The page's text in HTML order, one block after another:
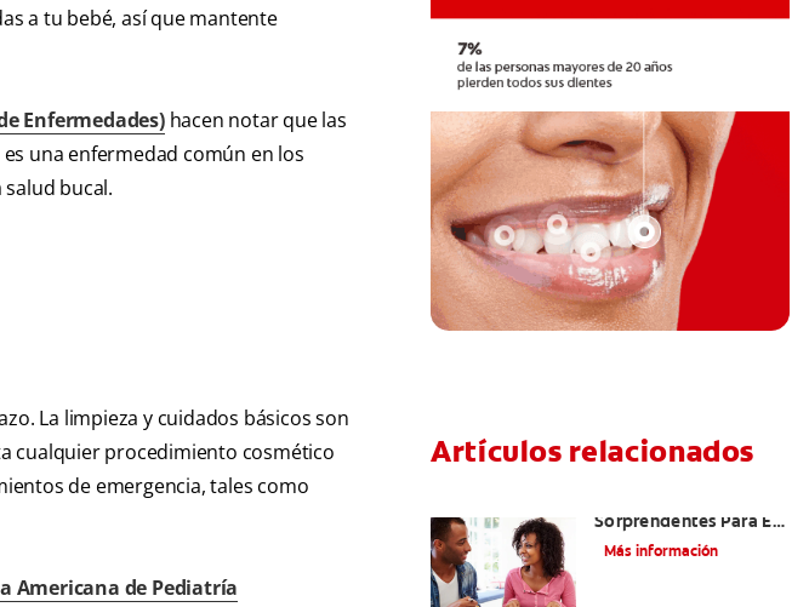
a tu bebé, así que mantente
Enfermedades)hacen notar que las
una enfermedad común en los
bucal.
La limpieza y cuidados básicos son
cualquier procedimiento cosmético
de emergencia, tales como
Americana de Pediatría
Artículos relacionados
Sorprendentes Para El
Mal Aliento En Los
Más información